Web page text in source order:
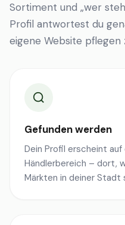
Sortiment und „wer
Profil antwortest du
eigene Website pflegen
Gefunden werden
Dein Profil erscheint
Händlerbereich – dort,
Märkten in deiner Stadt